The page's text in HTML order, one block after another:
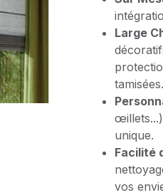
Large
tamisées.
unique.
Facilité
vos